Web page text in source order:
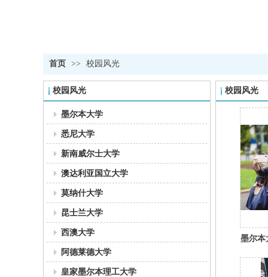
首页 >> 校园风光
校园风光
墨尔本大学
悉尼大学
新南威尔士大学
澳达利亚国立大学
莫纳什大学
昆士兰大学
西澳大学
阿德莱德大学
皇家墨尔本理工大学
校园风光
墨尔本